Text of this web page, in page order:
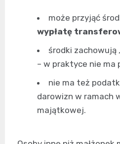
może przyjąć
wypłatę
środki zachowują
– w praktyce nie ma
nie ma też
darowizn w ramach
majątkowej.